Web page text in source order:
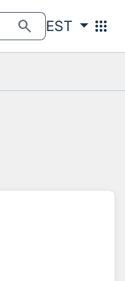
search EST apps